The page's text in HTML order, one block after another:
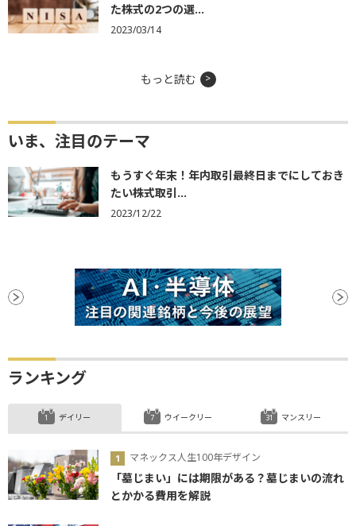
た株式の2つの選...
2023/03/14
もっと読む
いま、注目のテーマ
もうすぐ年末！年内取引最終日までにしておき
たい株式取引...
2023/12/22
ランキング
デイリー
マネックス人生100年デザイン
「墓じまい」には期限がある？墓じまいの流れ
とかかる費用を解説
ウイークリー マンスリー